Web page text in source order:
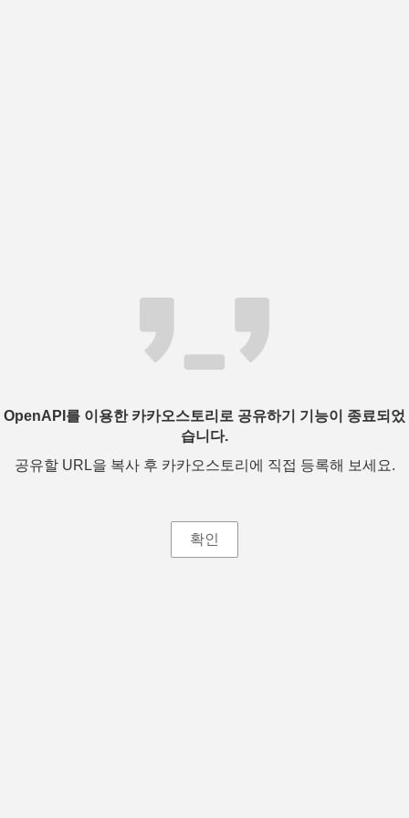
OpenAPI를 이용한 카카오스토리로 공유하기 기능이 종료되었
습니다.
공유할 URL을 복사 후 카카오스토리에 직접 등록해 보세요.
확인